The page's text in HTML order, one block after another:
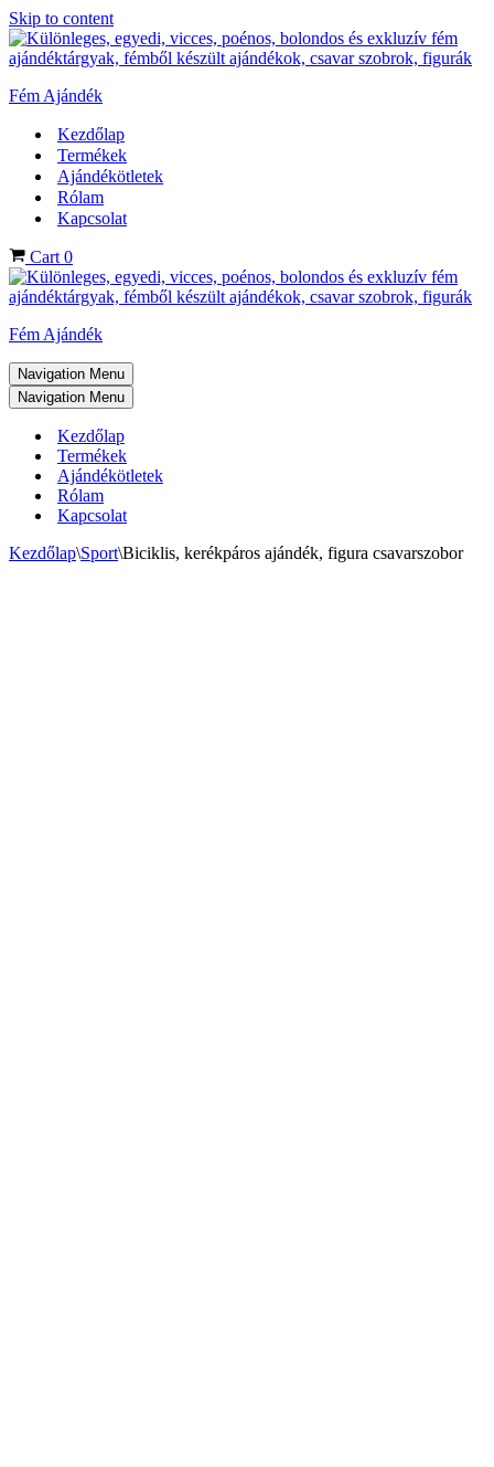
Skip to content
Fém Ajándék
Kezdőlap
Termékek
Ajándékötletek
Rólam
Kapcsolat
Cart 0
Fém Ajándék
Navigation Menu
Navigation Menu
Kezdőlap
Termékek
Ajándékötletek
Rólam
Kapcsolat
Kezdőlap\Sport\Biciklis, kerékpáros ajándék, figura csavarszobor